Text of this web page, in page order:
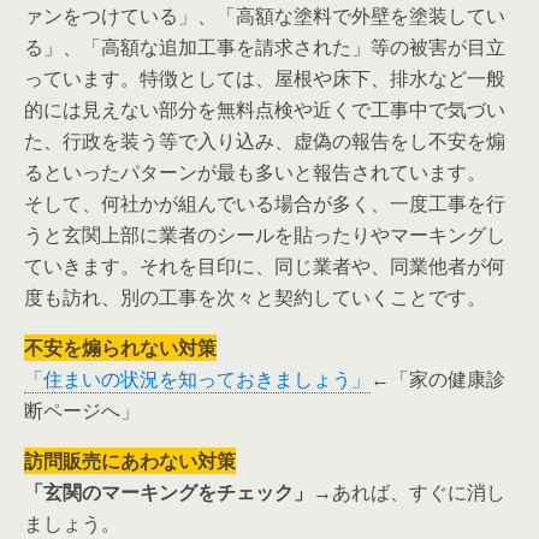
ァンをつけている」、「高額な塗料で外壁を塗装してい
る」、「高額な追加工事を請求された」等の被害が目立
っています。特徴としては、屋根や床下、排水など一般
的には見えない部分を無料点検や近くで工事中で気づい
た、行政を装う等で入り込み、虚偽の報告をし不安を煽
るといったパターンが最も多いと報告されています。
そして、何社かが組んでいる場合が多く、一度工事を行
うと玄関上部に業者のシールを貼ったりやマーキングし
ていきます。それを目印に、同じ業者や、同業他者が何
度も訪れ、別の工事を次々と契約していくことです。
不安を煽られない対策
「住まいの状況を知っておきましょう」 ←「家の健康診
断ページへ」
訪問販売にあわない対策
「玄関のマーキングをチェック」 →あれば、すぐに消し
ましょう。